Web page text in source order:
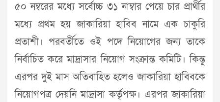
৫০ নম্বরের মধ্যে সর্বোচ্চ ৩১ নাম্বার পেয়ে চার প্রার্থীর
মধ্যে প্রথম হয় জাকারিয়া হাবিব নামে এক চাকুরি
প্রতাশী। পরবর্তীতে ওই পদে নিয়োগের জন্য তাকে
নির্বাচিত করে মাদ্রাসার নিয়োগ সংক্রান্ত কমিটি। কিন্তু
এরপর দুই মাস অতিবাহিত হলেও জাকারিয়া হাবিবকে
নিয়োগপত্র দেয়নি মাদ্রাসা কর্তৃপক্ষ। এরপর জাকারিয়া